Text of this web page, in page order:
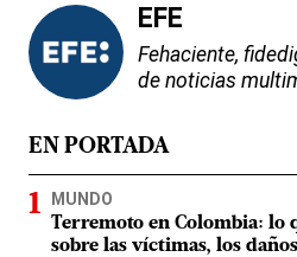
EFE
Fehaciente,
de noticias
EN PORTADA
MUNDO
Terremoto en Colombia: lo
sobre las víctimas, los